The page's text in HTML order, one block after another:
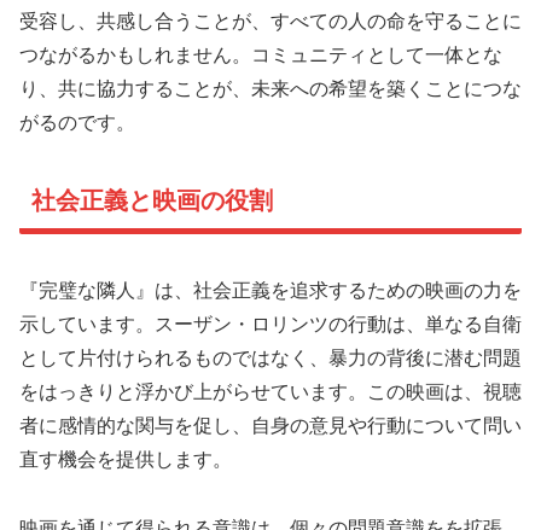
受容し、共感し合うことが、すべての人の命を守ることに
つながるかもしれません。コミュニティとして一体とな
り、共に協力することが、未来への希望を築くことにつな
がるのです。
社会正義と映画の役割
『完璧な隣人』は、社会正義を追求するための映画の力を
示しています。スーザン・ロリンツの行動は、単なる自衛
として片付けられるものではなく、暴力の背後に潜む問題
をはっきりと浮かび上がらせています。この映画は、視聴
者に感情的な関与を促し、自身の意見や行動について問い
直す機会を提供します。